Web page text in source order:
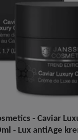
- Caviar
- Lux antiAge